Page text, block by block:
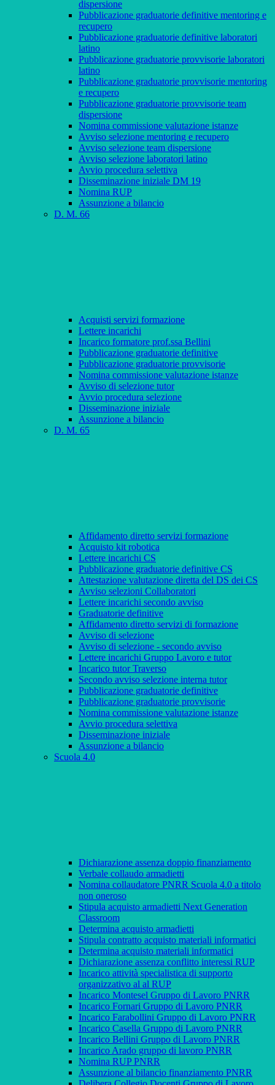
dispersione
Pubblicazione graduatorie definitive mentoring e
recupero
Pubblicazione graduatorie definitive laboratori
latino
Pubblicazione graduatorie provvisorie laboratori
latino
Pubblicazione graduatorie provvisorie mentoring
e recupero
Pubblicazione graduatorie provvisorie team
dispersione
Nomina commissione valutazione istanze
Avviso selezione mentoring e recupero
Avviso selezione team dispersione
Avviso selezione laboratori latino
Avvio procedura selettiva
Disseminazione iniziale DM 19
Nomina RUP
Assunzione a bilancio
D. M. 66
Acquisti servizi formazione
Lettere incarichi
Incarico formatore prof.ssa Bellini
Pubblicazione graduatorie definitive
Pubblicazione graduatorie provvisorie
Nomina commissione valutazione istanze
Avviso di selezione tutor
Avvio procedura selezione
Disseminazione iniziale
Assunzione a bilancio
D. M. 65
Affidamento diretto servizi formazione
Acquisto kit robotica
Lettere incarichi CS
Pubblicazione graduatorie definitive CS
Attestazione valutazione diretta del DS dei CS
Avviso selezioni Collaboratori
Lettere incarichi secondo avviso
Graduatorie definitive
Affidamento diretto servizi di formazione
Avviso di selezione
Avviso di selezione - secondo avviso
Lettere incarichi Gruppo Lavoro e tutor
Incarico tutor Traverso
Secondo avviso selezione interna tutor
Pubblicazione graduatorie definitive
Pubblicazione graduatorie provvisorie
Nomina commissione valutazione istanze
Avvio procedura selettiva
Disseminazione iniziale
Assunzione a bilancio
Scuola 4.0
Dichiarazione assenza doppio finanziamento
Verbale collaudo armadietti
Nomina collaudatore PNRR Scuola 4.0 a titolo
non oneroso
Stipula acquisto armadietti Next Generation
Classroom
Determina acquisto armadietti
Stipula contratto acquisto materiali informatici
Determina acquisto materiali informatici
Dichiarazione assenza conflitto interessi RUP
Incarico attività specialistica di supporto
organizzativo al al RUP
Incarico Montesel Gruppo di Lavoro PNRR
Incarico Fornari Gruppo di Lavoro PNRR
Incarico Farabollini Gruppo di Lavoro PNRR
Incarico Casella Gruppo di Lavoro PNRR
Incarico Bellini Gruppo di Lavoro PNRR
Incarico Arado gruppo di lavoro PNRR
Nomina RUP PNRR
Assunzione al bilancio finanziamento PNRR